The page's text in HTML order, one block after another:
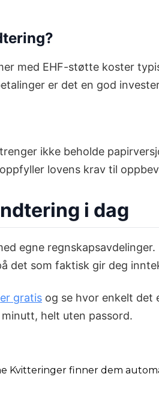
med EHF-støtte koster
er det en god
ikke beholde
lovens krav til
i dag
egne
det som faktisk gir deg
gratis og se hvor enkelt det
helt uten passord.
Kvitteringer finner dem